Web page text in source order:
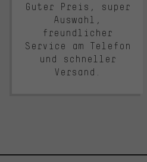
Guter Preis, super
Auswahl,
freundlicher
Service am Telefon
und schneller
Versand.